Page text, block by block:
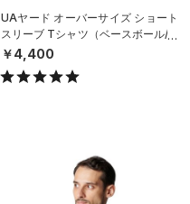
UAヤード オーバーサイズ ショート
スリーブ Tシャツ（ベースボール/M
EN）
￥4,400